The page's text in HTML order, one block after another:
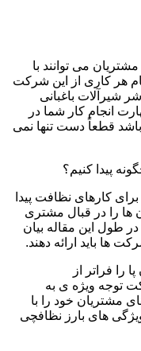
می توانند با
هر کاری از این شرکت
شیرآلات باغبانی
انجام کار شما در
قطعاً دست تنها نمی
پیدا کنیم؟
کارهای نظافت پیدا
را در قبال مشتری
طول این مقاله بیان
ها باید ارائه دهند.
فراتر از
توجه ویژه ی به
مشتریان خود را با
های بارز نظافچی